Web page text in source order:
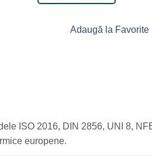
Adaugă la Favorite
ISO 2016, DIN 2856, UNI 8,
europene.